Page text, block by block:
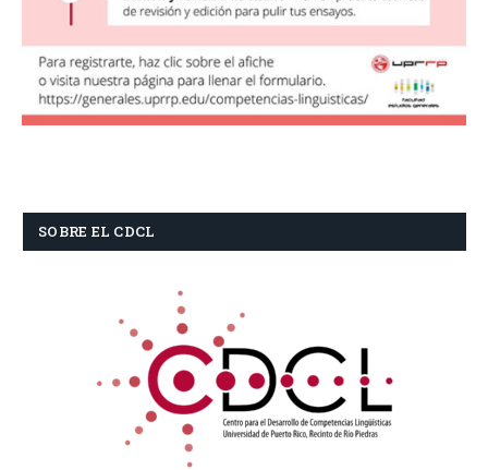
SOBRE EL CDCL